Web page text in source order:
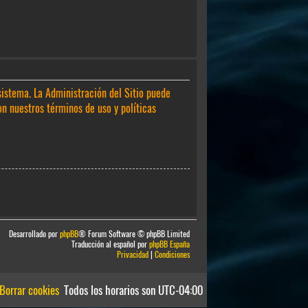
La Administración del Sitio puede
nuestros términos de uso y políticas
Desarrollado porphpBB® Forum Software © phpBB Limited
Traducción al español porphpBB España
Privacidad| Condiciones
Todos los horarios son UTC-04:00
Borrar cookies